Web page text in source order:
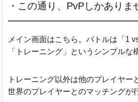
・この通り、PvPしかありま
メイン画面はこちら。バトルは「1
「トレーニング」というシンプルな
トレーニング以外は他のプレイヤー
世界のプレイヤーとのマッチングが